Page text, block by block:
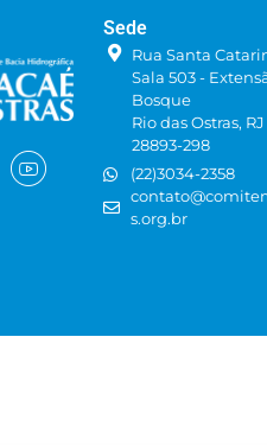
Sede
Rua Santa
Sala 503 -
Bosque
Rio das Ostras, RJ
28893-298
(22)3034-2358
s.org.br